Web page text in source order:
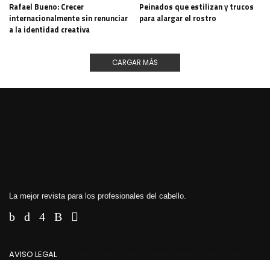
Rafael Bueno: Crecer
internacionalmente sin renunciar
a la identidad creativa
Peinados que estilizan y trucos
para alargar el rostro
CARGAR MÁS
La mejor revista para los profesionales del cabello.
AVISO LEGAL